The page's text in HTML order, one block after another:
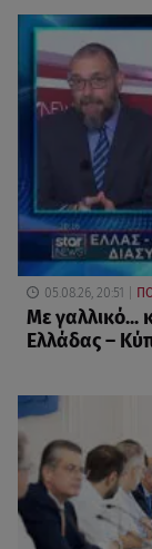
05.08.26, 20:51
Με γαλλικό...
Ελλάδας –